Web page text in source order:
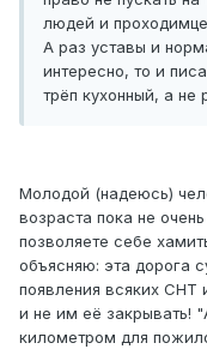
людей и
А раз уставы и
интересно, то и
трёп кухонный, а не
Молодой (надеюсь)
возраста пока не
позволяете себе
объясняю: эта дорога
появления всяких СНТ
и не им её закрывать!
километром для